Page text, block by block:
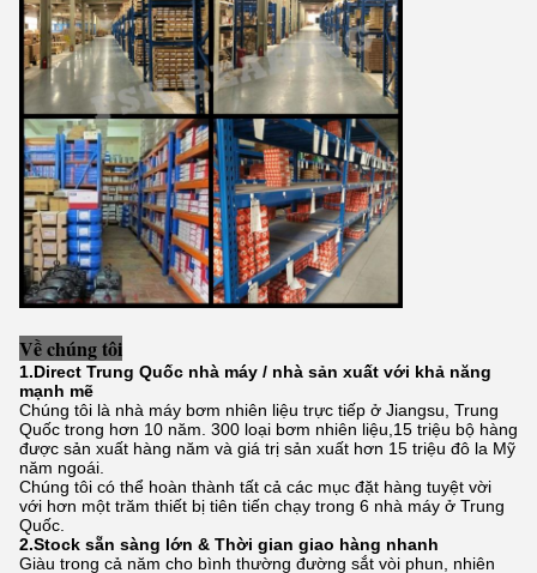
Về chúng tôi
1.Direct Trung Quốc nhà máy / nhà sản xuất với khả năng
mạnh mẽ
Chúng tôi là nhà máy bơm nhiên liệu trực tiếp ở Jiangsu, Trung
Quốc trong hơn 10 năm. 300 loại bơm nhiên liệu,15 triệu bộ hàng
được sản xuất hàng năm và giá trị sản xuất hơn 15 triệu đô la Mỹ
năm ngoái.
Chúng tôi có thể hoàn thành tất cả các mục đặt hàng tuyệt vời
với hơn một trăm thiết bị tiên tiến chạy trong 6 nhà máy ở Trung
Quốc.
2.Stock sẵn sàng lớn & Thời gian giao hàng nhanh
Giàu trong cả năm cho bình thường đường sắt vòi phun, nhiên